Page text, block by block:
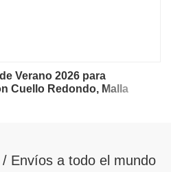
Verano 2026 para
Cuello Redondo, Malla
Envíos a todo el mundo